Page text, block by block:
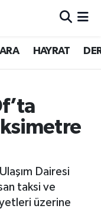
HAYRAT
Dairesi
taksi ve
üzerine